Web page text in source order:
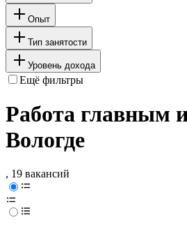
Опыт
Тип занятости
Уровень дохода
Ещё фильтры
Работа главным
Вологде
, 19 вакансий